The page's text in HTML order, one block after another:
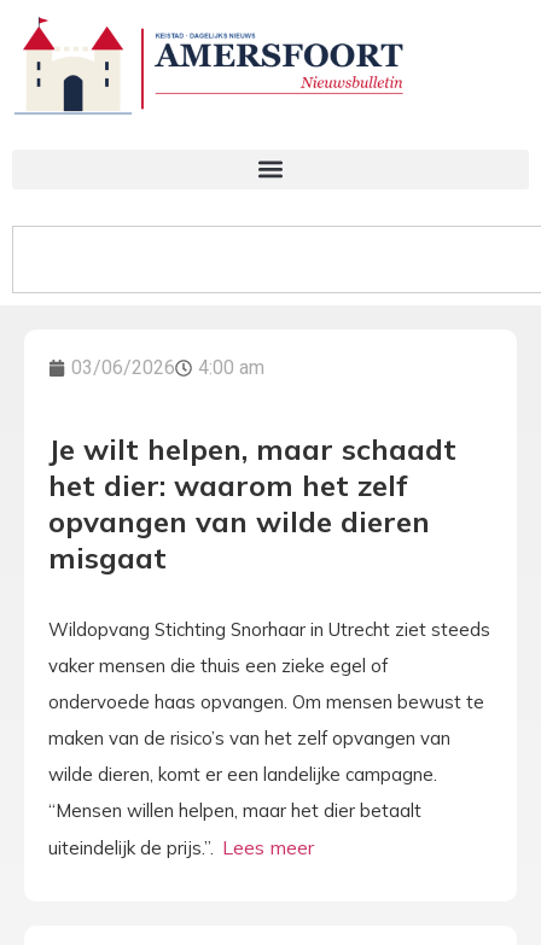
03/06/2026 4:00 am
Je wilt helpen, maar schaadt
het dier: waarom het zelf
opvangen van wilde dieren
misgaat
Wildopvang Stichting Snorhaar in Utrecht ziet steeds
vaker mensen die thuis een zieke egel of
ondervoede haas opvangen. Om mensen bewust te
maken van de risico’s van het zelf opvangen van
wilde dieren, komt er een landelijke campagne.
“Mensen willen helpen, maar het dier betaalt
uiteindelijk de prijs.”.